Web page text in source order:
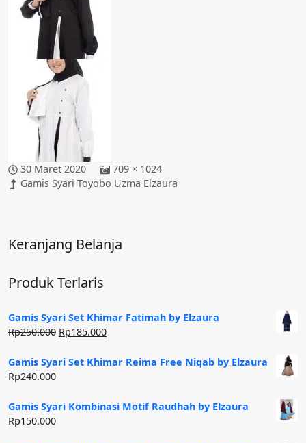
30 Maret 2020
709 × 1024
Gamis Syari Toyobo Uzma Elzaura
Keranjang Belanja
Produk Terlaris
Gamis Syari Set Khimar Fatimah by Elzaura
Rp250.000 Harga
adalah:
Rp185.000Harga
ini
Gamis Syari Set Khimar Reima Free Niqab by Elzaura
Rp240.000
Gamis Syari Kombinasi Motif Raudhah by Elzaura
Rp150.000